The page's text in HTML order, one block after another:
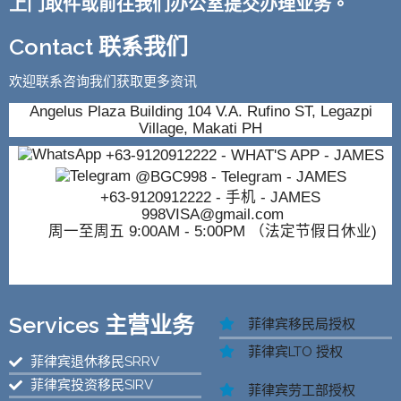
上门取件或前往我们办公室提交办理业务。
Contact 联系我们
欢迎联系咨询我们获取更多资讯
Angelus Plaza Building 104 V.A. Rufino ST, Legazpi
Village, Makati PH
+63-9120912222- WHAT'S APP - JAMES
@BGC998- Telegram - JAMES
+63-9120912222- 手机 - JAMES
998VISA@gmail.com
周一至周五 9:00AM - 5:00PM （法定节假日休业)
Services 主营业务
菲律宾退休移民SRRV
菲律宾投资移民SIRV
菲律宾移民局授权
菲律宾LTO 授权
菲律宾劳工部授权